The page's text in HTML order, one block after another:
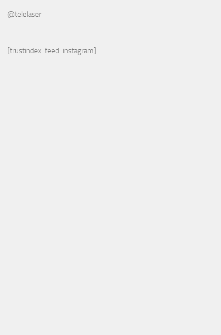
@telelaser
[trustindex-feed-instagram]